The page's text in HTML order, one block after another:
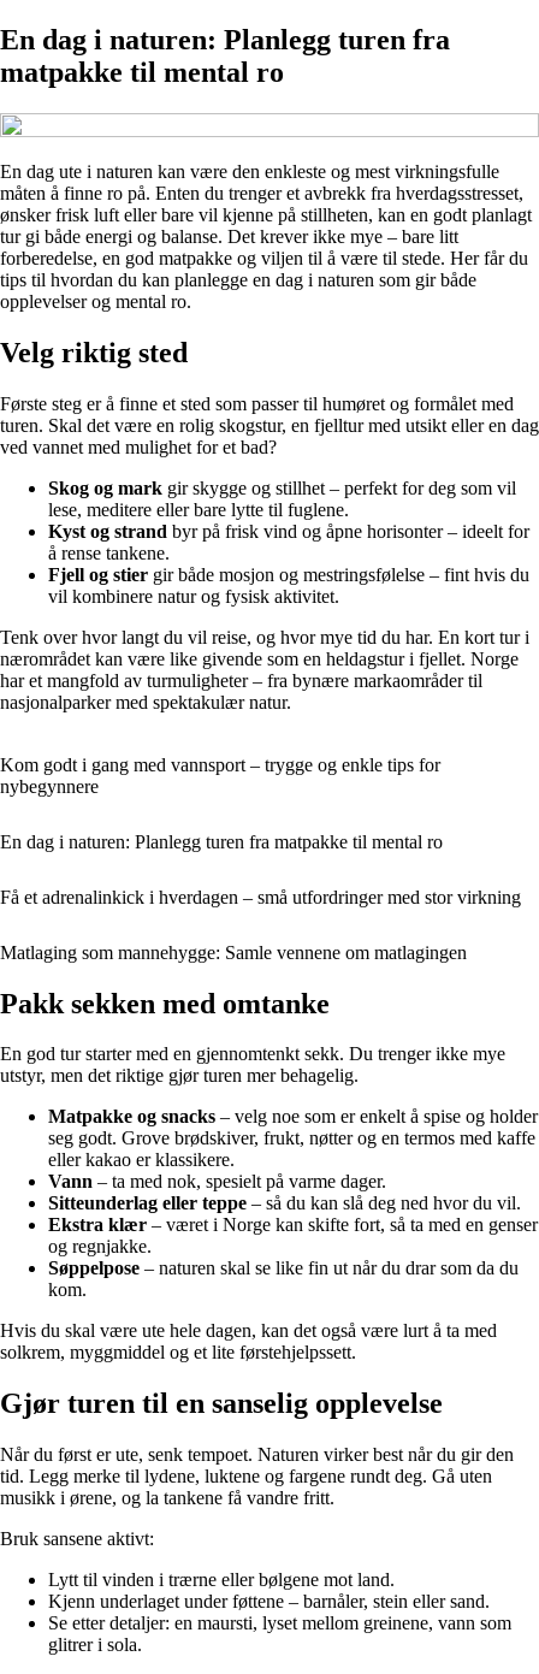
En dag i naturen: Planlegg turen fra
matpakke til mental ro
En dag ute i naturen kan være den enkleste og mest virkningsfulle
måten å finne ro på. Enten du trenger et avbrekk fra hverdagsstresset,
ønsker frisk luft eller bare vil kjenne på stillheten, kan en godt planlagt
tur gi både energi og balanse. Det krever ikke mye – bare litt
forberedelse, en god matpakke og viljen til å være til stede. Her får du
tips til hvordan du kan planlegge en dag i naturen som gir både
opplevelser og mental ro.
Velg riktig sted
Første steg er å finne et sted som passer til humøret og formålet med
turen. Skal det være en rolig skogstur, en fjelltur med utsikt eller en dag
ved vannet med mulighet for et bad?
Skog og mark gir skygge og stillhet – perfekt for deg som vil
lese, meditere eller bare lytte til fuglene.
Kyst og strand byr på frisk vind og åpne horisonter – ideelt for
å rense tankene.
Fjell og stier gir både mosjon og mestringsfølelse – fint hvis du
vil kombinere natur og fysisk aktivitet.
Tenk over hvor langt du vil reise, og hvor mye tid du har. En kort tur i
nærområdet kan være like givende som en heldagstur i fjellet. Norge
har et mangfold av turmuligheter – fra bynære markaområder til
nasjonalparker med spektakulær natur.
Kom godt i gang med vannsport – trygge og enkle tips for
nybegynnere
En dag i naturen: Planlegg turen fra matpakke til mental ro
Få et adrenalinkick i hverdagen – små utfordringer med stor virkning
Matlaging som mannehygge: Samle vennene om matlagingen
Pakk sekken med omtanke
En god tur starter med en gjennomtenkt sekk. Du trenger ikke mye
utstyr, men det riktige gjør turen mer behagelig.
Matpakke og snacks – velg noe som er enkelt å spise og holder
seg godt. Grove brødskiver, frukt, nøtter og en termos med kaffe
eller kakao er klassikere.
Vann – ta med nok, spesielt på varme dager.
Sitteunderlag eller teppe – så du kan slå deg ned hvor du vil.
Ekstra klær – været i Norge kan skifte fort, så ta med en genser
og regnjakke.
Søppelpose – naturen skal se like fin ut når du drar som da du
kom.
Hvis du skal være ute hele dagen, kan det også være lurt å ta med
solkrem, myggmiddel og et lite førstehjelpssett.
Gjør turen til en sanselig opplevelse
Når du først er ute, senk tempoet. Naturen virker best når du gir den
tid. Legg merke til lydene, luktene og fargene rundt deg. Gå uten
musikk i ørene, og la tankene få vandre fritt.
Bruk sansene aktivt:
Lytt til vinden i trærne eller bølgene mot land.
Kjenn underlaget under føttene – barnåler, stein eller sand.
Se etter detaljer: en maursti, lyset mellom greinene, vann som
glitrer i sola.